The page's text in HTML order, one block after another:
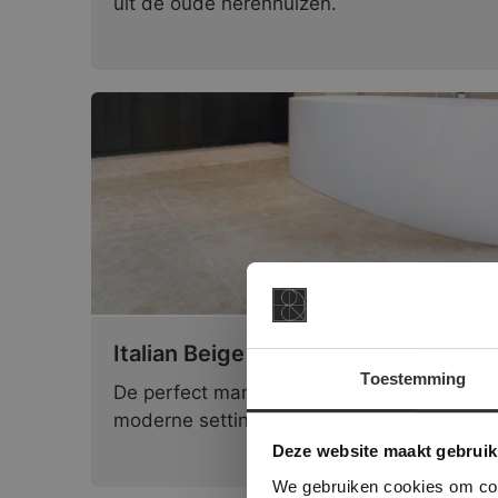
Toestemming
Deze website maakt
We gebruiken cookies om
Italian Beige | Geborsteld
De perfect marmer voor een landelijk /
moderne setting.
Deze
onze